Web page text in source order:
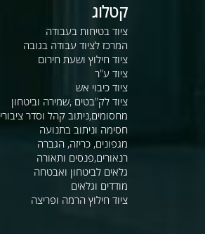
קטלוג
ציוד בטיחות בעבודה
המרכז לציוד עבודה בגובה
ציוד חילוץ ושעת חירום
ציוד ע"ר
ציוד כיבוי אש
ציוד לק"בטים ,שמירה וביטחון
מחסומים,ניתוב קהל וסדר ציבורי
חסימה וניתוב בתנועה
מגפונים, כריזה, הגברה
רנאורים,פנסים ותאורה
גלאים לביטחון ואבטחה
מודדים וגלאים
ציוד חילוץ הרמה ופריצה